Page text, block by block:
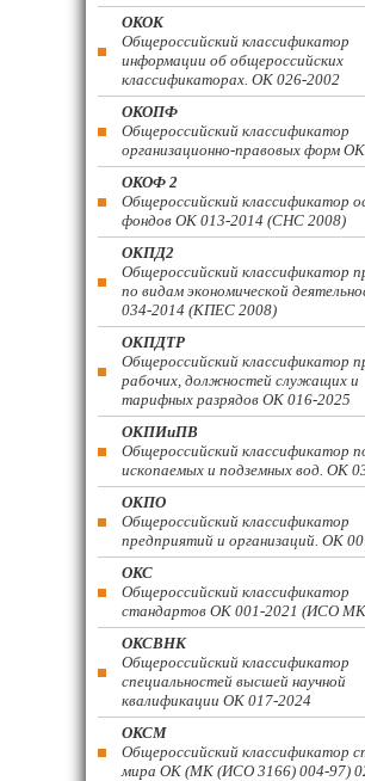
ОКОК
Общероссийский классификатор
информации об общероссийских
классификаторах. ОК 026-2002
ОКОПФ
Общероссийский классификатор
организационно-правовых форм
ОКОФ 2
Общероссийский классификатор
фондов ОК 013-2014 (СНС 2008)
ОКПД2
Общероссийский классификатор
по видам экономической
034-2014 (КПЕС 2008)
ОКПДТР
Общероссийский классификатор
рабочих, должностей служащих и
тарифных разрядов ОК 016-2025
ОКПИиПВ
Общероссийский классификатор
ископаемых и подземных вод. ОК
ОКПО
Общероссийский классификатор
предприятий и организаций. ОК
ОКС
Общероссийский классификатор
стандартов ОК 001-2021 (ИСО
ОКСВНК
Общероссийский классификатор
специальностей высшей научной
квалификации ОК 017-2024
ОКСМ
Общероссийский классификатор
мира ОК (МК (ИСО 3166) 004-97)